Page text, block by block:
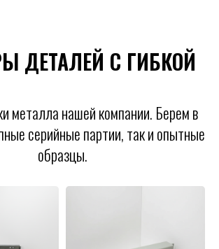
ДЕТАЛЕЙ С ГИБКОЙ
металла нашей компании. Берем в
серийные партии, так и опытные
образцы.